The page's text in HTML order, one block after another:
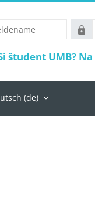
študent UMB?
‎(de)‎